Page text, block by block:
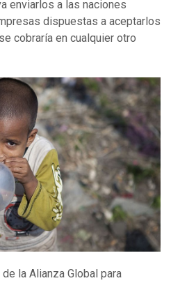
enviarlos a las naciones
dispuestas a aceptarlos
cobraría en cualquier otro
la Alianza Global para